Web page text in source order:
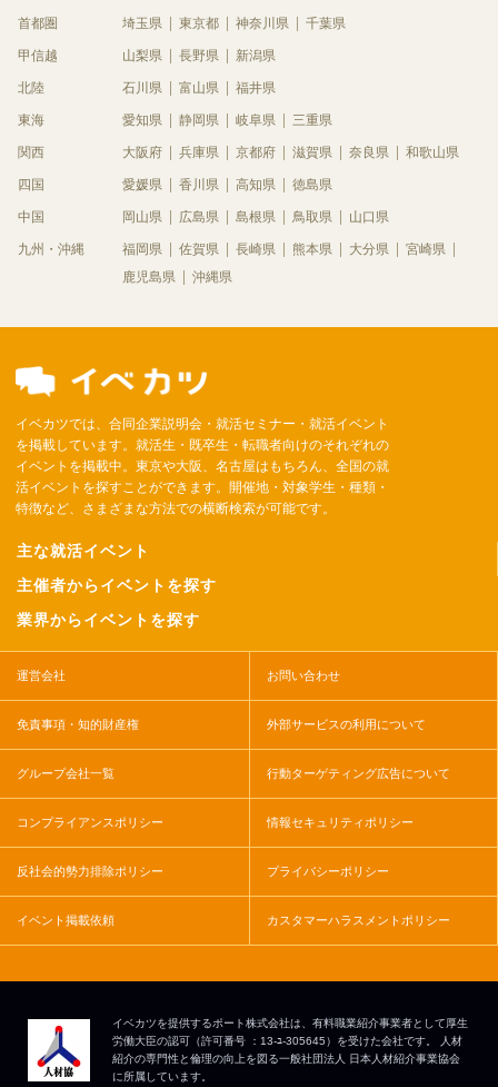
首都圏 埼玉県 東京都 神奈川県 千葉県
甲信越 山梨県 長野県 新潟県
北陸 石川県 富山県 福井県
東海 愛知県 静岡県 岐阜県 三重県
関西 大阪府 兵庫県 京都府 滋賀県 奈良県 和歌山県
四国 愛媛県 香川県 高知県 徳島県
中国 岡山県 広島県 島根県 鳥取県 山口県
九州・沖縄 福岡県 佐賀県 長崎県 熊本県 大分県
宮崎県
鹿児島県
沖縄県
イベカツでは、合同企業説明会・就活セミナー・就活イベント
を掲載しています。就活生・既卒生・転職者向けのそれぞれの
イベントを掲載中。東京や大阪、名古屋はもちろん、全国の就
活イベントを探すことができます。開催地・対象学生・種類・
特徴など、さまざまな方法での横断検索が可能です。
主な就活イベント
主催者からイベントを探す
業界からイベントを探す
運営会社 お問い合わせ
免責事項・知的財産権 外部サービスの利用について
グループ会社一覧 行動ターゲティング広告について
コンプライアンスポリシー 情報セキュリティポリシー
反社会的勢力排除ポリシー プライバシーポリシー
イベント掲載依頼 カスタマーハラスメントポリシー